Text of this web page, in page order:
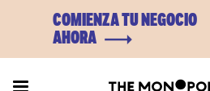
COMIENZA TU NEGOCIO
AHORA